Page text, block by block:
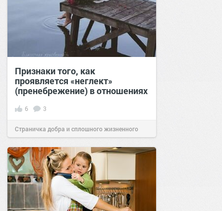
Признаки того, как
проявляется «неглект»
(пренебрежение) в отношениях
6 3
Страничка добра и сплошного жизненного
позитива!15:2720 окт 2023